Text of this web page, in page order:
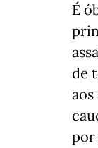
É
de
por